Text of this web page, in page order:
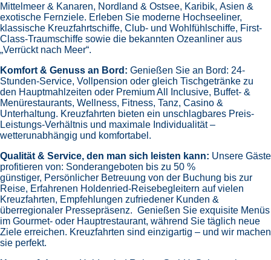
Mittelmeer & Kanaren, Nordland & Ostsee, Karibik, Asien &
exotische Fernziele. Erleben Sie moderne Hochseeliner,
klassische Kreuzfahrtschiffe, Club- und Wohlfühlschiffe, First-
Class-Traumschiffe sowie die bekannten Ozeanliner aus
„Verrückt nach Meer“.
Komfort & Genuss an Bord: Genießen Sie an Bord: 24-
Stunden-Service, Vollpension oder gleich Tischgetränke zu
den Hauptmahlzeiten oder Premium All Inclusive, Buffet- &
Menürestaurants, Wellness, Fitness, Tanz, Casino &
Unterhaltung. Kreuzfahrten bieten ein unschlagbares Preis-
Leistungs-Verhältnis und maximale Individualität –
wetterunabhängig und komfortabel.
Qualität & Service, den man sich leisten kann: Unsere Gäste
profitieren von: Sonderangeboten bis zu 50 %
günstiger, Persönlicher Betreuung von der Buchung bis zur
Reise, Erfahrenen Holdenried-Reisebegleitern auf vielen
Kreuzfahrten, Empfehlungen zufriedener Kunden &
überregionaler Pressepräsenz. Genießen Sie exquisite Menüs
im Gourmet- oder Hauptrestaurant, während Sie täglich neue
Ziele erreichen. Kreuzfahrten sind einzigartig – und wir machen
sie perfekt.